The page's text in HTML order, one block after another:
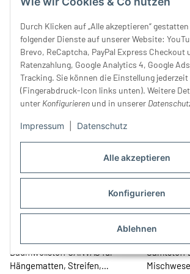
Alle akzeptieren
Konfigurieren
Ablehnen
Durch Klicken auf „Alle akzeptieren“
folgender Dienste auf unserer Website:
Brevo, ReCaptcha, PayPal Express Checkout
Ratenzahlung, Google Analytics 4, Google
Tracking. Sie können die Einstellung jederzeit
(Fingerabdruck-Icon links unten). Weitere
unter Konfigurieren und in unserer
Impressum Datenschutz
Baumwoll-Dekostoff TRICIA,
Ornamentmuster mit
Hortensien, hellrosa
19,99 €*34,99 €
Samtstoff
Emma
79,00 €*
Baumwollstoff CANVAS für
Hängematten, Streifen,
Samtstoff